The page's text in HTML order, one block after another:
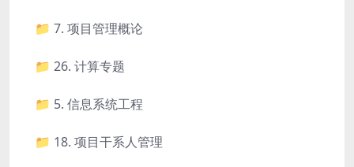
📁 7. 项目管理概论
📁 26. 计算专题
📁 5. 信息系统工程
📁 18. 项目干系人管理